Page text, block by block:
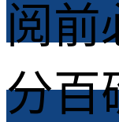
阅前
分百